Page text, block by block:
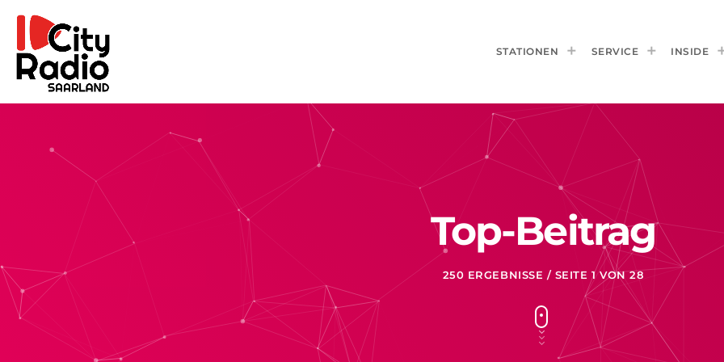
STATIONEN SERVICE INSIDE
Top-Beitrag
250 ERGEBNISSE / SEITE 1 VON 28